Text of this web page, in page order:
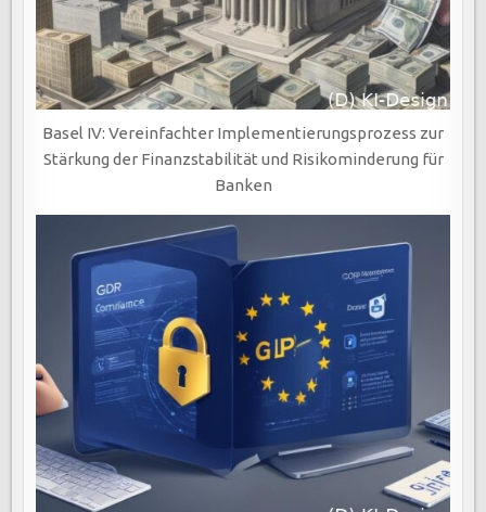
Basel IV: Vereinfachter Implementierungsprozess zur
Stärkung der Finanzstabilität und Risikominderung für
Banken